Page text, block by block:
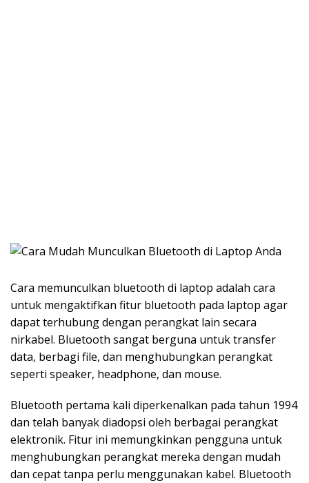
Cara memunculkan bluetooth di laptop adalah cara
untuk mengaktifkan fitur bluetooth pada laptop agar
dapat terhubung dengan perangkat lain secara
nirkabel. Bluetooth sangat berguna untuk transfer
data, berbagi file, dan menghubungkan perangkat
seperti speaker, headphone, dan mouse.
Bluetooth pertama kali diperkenalkan pada tahun 1994
dan telah banyak diadopsi oleh berbagai perangkat
elektronik. Fitur ini memungkinkan pengguna untuk
menghubungkan perangkat mereka dengan mudah
dan cepat tanpa perlu menggunakan kabel. Bluetooth